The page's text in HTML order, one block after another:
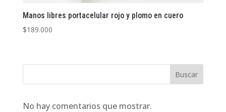
Manos libres portacelular rojo y plomo en cuero
$189.000
Buscar
No hay comentarios que mostrar.